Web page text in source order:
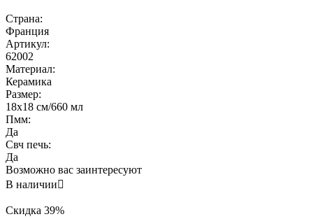
Страна:
Франция
Артикул:
62002
Материал:
Керамика
Размер:
18x18 см/660 мл
Пмм:
Да
Свч печь:
Да
Возможно вас заинтересуют
В наличии
Скидка 39%